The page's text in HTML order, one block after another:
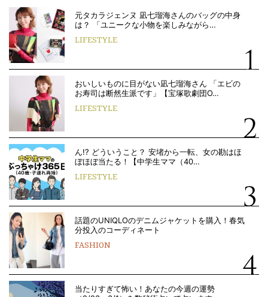
元タカラジェンヌ 凪七瑠海さんのバッグの中身
は？ 「ユニークな小物を楽しみながら…
LIFESTYLE
おいしいものに目がない凪七瑠海さん 「エビの
お寿司は断然生派です」【宝塚歌劇団O…
LIFESTYLE
ん!? どういうこと？ 安堵から一転、女の勘はほ
ぼほぼ当たる！【中学生ママ（40…
LIFESTYLE
話題のUNIQLOのデニムジャケットを購入！春気
分投入のコーディネート
FASHION
当たりすぎて怖い！あなたの今週の運勢